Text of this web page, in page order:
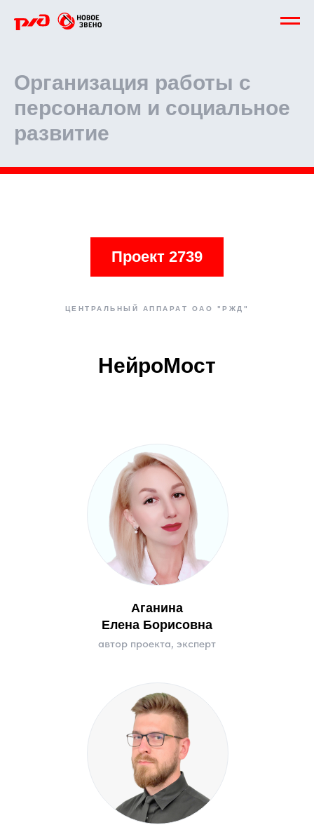
Организация работы с
персоналом и социальное
развитие
Проект 2739
ЦЕНТРАЛЬНЫЙ АППАРАТ ОАО "РЖД"
НейроМост
Аганина
Елена Борисовна
автор проекта, эксперт